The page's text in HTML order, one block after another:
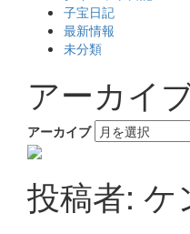
子宝日記
最新情報
未分類
アーカイ
アーカイブ
投稿者: ケ